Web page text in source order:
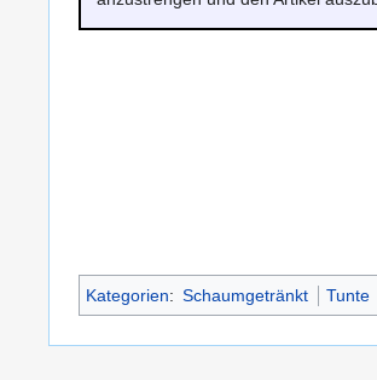
Kategorien: Schaumgetränkt Tunte